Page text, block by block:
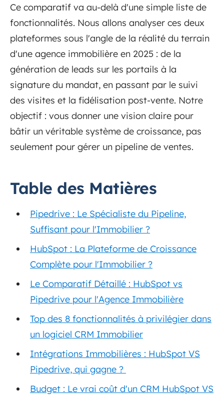
Ce comparatif va au-delà d'une simple liste de
fonctionnalités. Nous allons analyser ces deux
plateformes sous l'angle de la réalité du terrain
d'une agence immobilière en 2025 : de la
génération de leads sur les portails à la
signature du mandat, en passant par le suivi
des visites et la fidélisation post-vente. Notre
objectif : vous donner une vision claire pour
bâtir un véritable système de croissance, pas
seulement pour gérer un pipeline de ventes.
Table des Matières
Pipedrive : Le Spécialiste du Pipeline,
Suffisant pour l'Immobilier ?
HubSpot : La Plateforme de Croissance
Complète pour l'Immobilier ?
Le Comparatif Détaillé : HubSpot vs
Pipedrive pour l'Agence Immobilière
Top des 8 fonctionnalités à privilégier dans
un logiciel CRM Immobilier
Intégrations Immobilières : HubSpot VS
Pipedrive, qui gagne ?
Budget : Le vrai coût d'un CRM HubSpot VS